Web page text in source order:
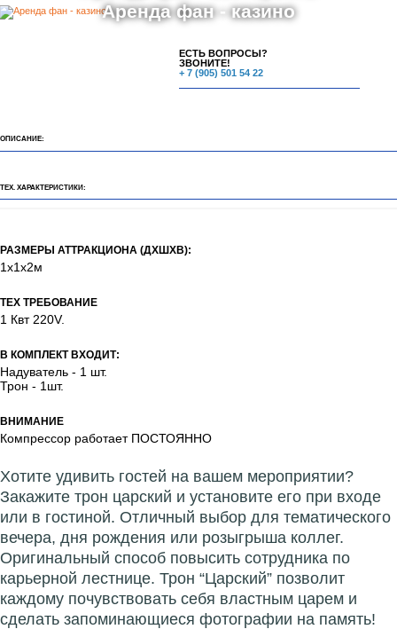
Аренда фан - казино
ЕСТЬ ВОПРОСЫ?
ЗВОНИТЕ!
+ 7 (905) 501 54 22
ОПИСАНИЕ:
ТЕХ. ХАРАКТЕРИСТИКИ:
РАЗМЕРЫ АТТРАКЦИОНА (ДХШХВ):
1х1х2м
ТЕХ ТРЕБОВАНИЕ
1 Квт 220V.
В КОМПЛЕКТ ВХОДИТ:
Надуватель - 1 шт.
Трон - 1шт.
ВНИМАНИЕ
Компрессор работает ПОСТОЯННО
Хотите удивить гостей на вашем мероприятии?
Закажите трон царский и установите его при входе
или в гостиной. Отличный выбор для тематического
вечера, дня рождения или розыгрыша коллег.
Оригинальный способ повысить сотрудника по
карьерной лестнице. Трон “Царский” позволит
каждому почувствовать себя властным царем и
сделать запоминающиеся фотографии на память!